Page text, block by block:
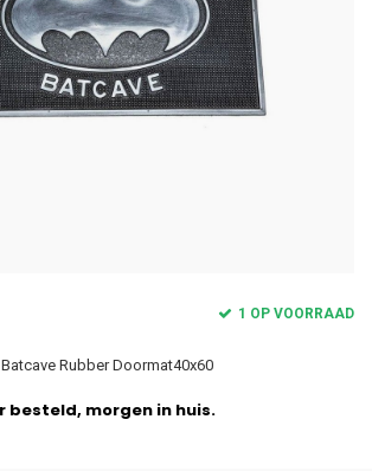
1 OP VOORRAAD
Rubber Doormat40x60
besteld, morgen in huis.